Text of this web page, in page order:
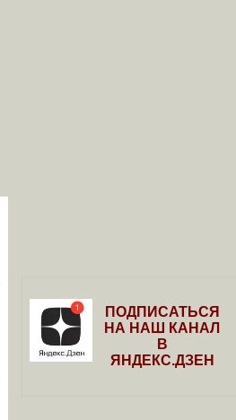
ПОДПИСАТЬСЯ
НА НАШ КАНАЛ
В
ЯНДЕКС.ДЗЕН